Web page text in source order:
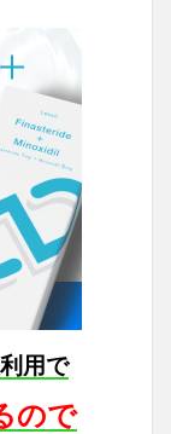
用で
ので